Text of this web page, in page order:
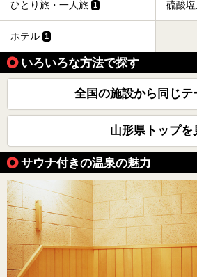
ひとり旅・一人旅 1 硫酸塩
ホテル 1
いろいろな方法で探す
全国の施設から同じテ
山形県トップを
サウナ付きの温泉の魅力